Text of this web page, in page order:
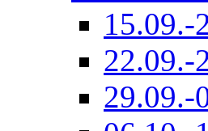
15.09.-
22.09.-
29.09.-